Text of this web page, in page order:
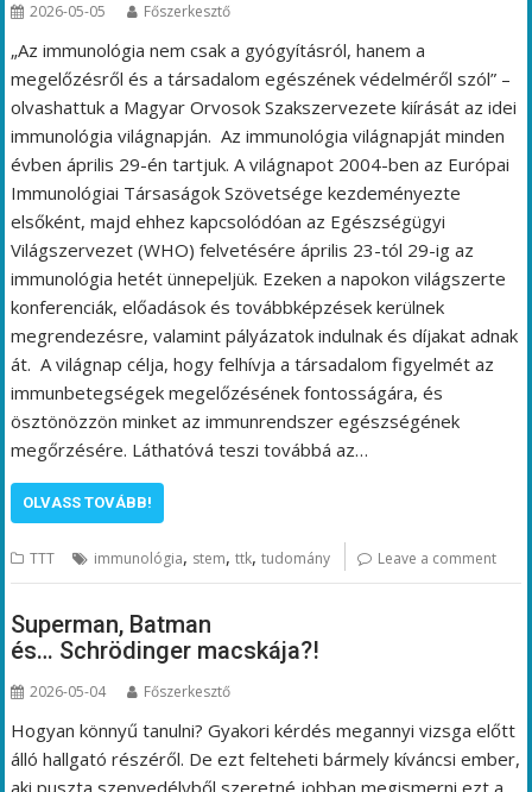
2026-05-05 Főszerkesztő
„Az immunológia nem csak a gyógyításról, hanem a
megelőzésről és a társadalom egészének védelméről szól” –
olvashattuk a Magyar Orvosok Szakszervezete kiírását az idei
immunológia világnapján. Az immunológia világnapját minden
évben április 29-én tartjuk. A világnapot 2004-ben az Európai
Immunológiai Társaságok Szövetsége kezdeményezte
elsőként, majd ehhez kapcsolódóan az Egészségügyi
Világszervezet (WHO) felvetésére április 23-tól 29-ig az
immunológia hetét ünnepeljük. Ezeken a napokon világszerte
konferenciák, előadások és továbbképzések kerülnek
megrendezésre, valamint pályázatok indulnak és díjakat adnak
át. A világnap célja, hogy felhívja a társadalom figyelmét az
immunbetegségek megelőzésének fontosságára, és
ösztönözzön minket az immunrendszer egészségének
megőrzésére. Láthatóvá teszi továbbá az…
OLVASS TOVÁBB!
TTT immunológia, stem,ttk,tudomány Leave a comment
Superman, Batman
és… Schrödinger macskája?!
2026-05-04 Főszerkesztő
Hogyan könnyű tanulni? Gyakori kérdés megannyi vizsga előtt
álló hallgató részéről. De ezt felteheti bármely kíváncsi ember,
aki puszta szenvedélyből szeretné jobban megismerni ezt a